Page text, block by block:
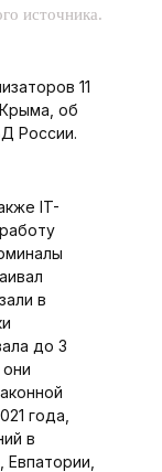
источника.
11
об
России.
IT-
в
до 3
года,
в